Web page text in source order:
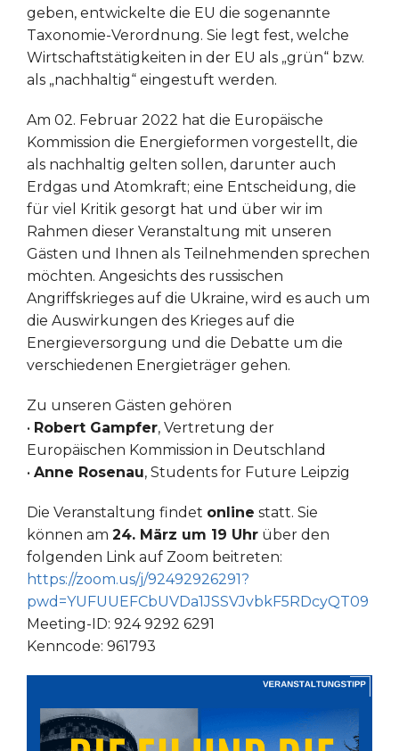
geben, entwickelte die EU die sogenannte
Taxonomie-Verordnung. Sie legt fest, welche
Wirtschaftstätigkeiten in der EU als „grün“ bzw.
als „nachhaltig“ eingestuft werden.
Am 02. Februar 2022 hat die Europäische
Kommission die Energieformen vorgestellt, die
als nachhaltig gelten sollen, darunter auch
Erdgas und Atomkraft; eine Entscheidung, die
für viel Kritik gesorgt hat und über wir im
Rahmen dieser Veranstaltung mit unseren
Gästen und Ihnen als Teilnehmenden sprechen
möchten. Angesichts des russischen
Angriffskrieges auf die Ukraine, wird es auch um
die Auswirkungen des Krieges auf die
Energieversorgung und die Debatte um die
verschiedenen Energieträger gehen.
Zu unseren Gästen gehören
• Robert Gampfer, Vertretung der
Europäischen Kommission in Deutschland
• Anne Rosenau, Students for Future Leipzig
Die Veranstaltung findet online statt. Sie
können am 24. März um 19 Uhr über den
folgenden Link auf Zoom beitreten:
https://zoom.us/j/92492926291?
pwd=YUFUUEFCbUVDa1JSSVJvbkF5RDcyQT09
Meeting-ID: 924 9292 6291
Kenncode: 961793